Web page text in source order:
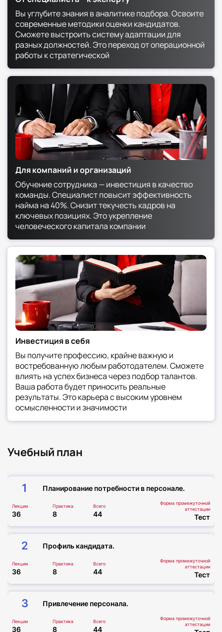
Вы углубите знания в аналитике подбора. Освоите
современные методики оценки кандидатов.
Сможете выстроить систему адаптации для
разных должностей. Это переход от операционной
работы к стратегической
Для компаний и организаций
Обучение сотрудника — инвестиция в качество
команды. Специалист повысит эффективность
найма на 40%. Снизит текучесть кадров на
ключевых позициях. Это укрепление
человеческого капитала компании
Инвестиция в себя
Вы получите профессию, крайне важную и
востребованную любым работодателем. Сможете
влиять на успех бизнеса через подбор талантов.
Ваша работа будет приносить реальные
результаты. Это карьера с высоким уровнем
осмысленности и значимости
Учебный план
1 Планирование потребности в персонале.
Лекции
36
Практика
8
Всего
44
Форма промежуточной
аттестации
Тест
2 Профиль кандидата.
Лекции
36
Практика
8
Всего
44
Форма промежуточной
аттестации
Тест
3 Привлечение персонала.
Лекции
36
Практика
8
Всего
44
Форма промежуточной
аттестации